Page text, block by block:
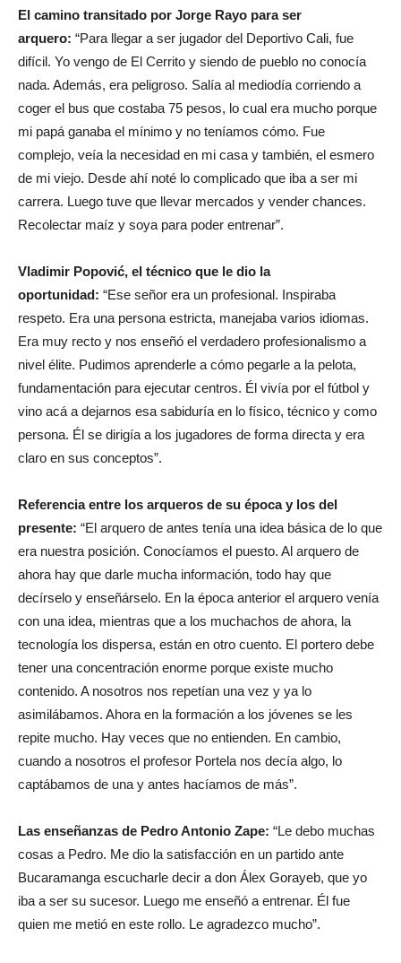
El camino transitado por Jorge Rayo para ser
arquero: “Para llegar a ser jugador del Deportivo Cali, fue
difícil. Yo vengo de El Cerrito y siendo de pueblo no conocía
nada. Además, era peligroso. Salía al mediodía corriendo a
coger el bus que costaba 75 pesos, lo cual era mucho porque
mi papá ganaba el mínimo y no teníamos cómo. Fue
complejo, veía la necesidad en mi casa y también, el esmero
de mi viejo. Desde ahí noté lo complicado que iba a ser mi
carrera. Luego tuve que llevar mercados y vender chances.
Recolectar maíz y soya para poder entrenar”.
Vladimir Popović, el técnico que le dio la
oportunidad: “Ese señor era un profesional. Inspiraba
respeto. Era una persona estricta, manejaba varios idiomas.
Era muy recto y nos enseñó el verdadero profesionalismo a
nivel élite. Pudimos aprenderle a cómo pegarle a la pelota,
fundamentación para ejecutar centros. Él vivía por el fútbol y
vino acá a dejarnos esa sabiduría en lo físico, técnico y como
persona. Él se dirigía a los jugadores de forma directa y era
claro en sus conceptos”.
Referencia entre los arqueros de su época y los del
presente: “El arquero de antes tenía una idea básica de lo que
era nuestra posición. Conocíamos el puesto. Al arquero de
ahora hay que darle mucha información, todo hay que
decírselo y enseñárselo. En la época anterior el arquero venía
con una idea, mientras que a los muchachos de ahora, la
tecnología los dispersa, están en otro cuento. El portero debe
tener una concentración enorme porque existe mucho
contenido. A nosotros nos repetían una vez y ya lo
asimilábamos. Ahora en la formación a los jóvenes se les
repite mucho. Hay veces que no entienden. En cambio,
cuando a nosotros el profesor Portela nos decía algo, lo
captábamos de una y antes hacíamos de más”.
Las enseñanzas de Pedro Antonio Zape: “Le debo muchas
cosas a Pedro. Me dio la satisfacción en un partido ante
Bucaramanga escucharle decir a don Álex Gorayeb, que yo
iba a ser su sucesor. Luego me enseñó a entrenar. Él fue
quien me metió en este rollo. Le agradezco mucho”.